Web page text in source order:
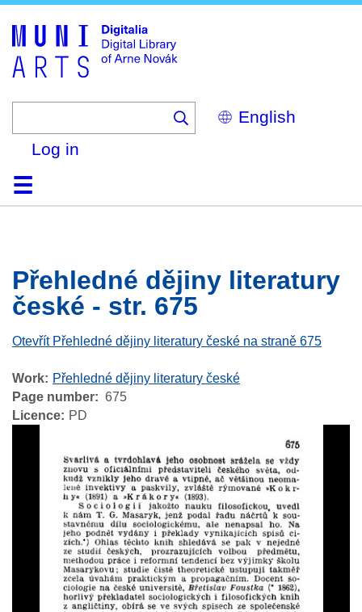
Select
your
Log in
HomeBrowse
Search
About
HelpContactDigitalia
Přehledné dějiny literatury
české - str. 675
Otevřít Přehledné dějiny literatury české na straně 675
Work
Přehledné dějiny literatury české
Page number
675
Licence
PD